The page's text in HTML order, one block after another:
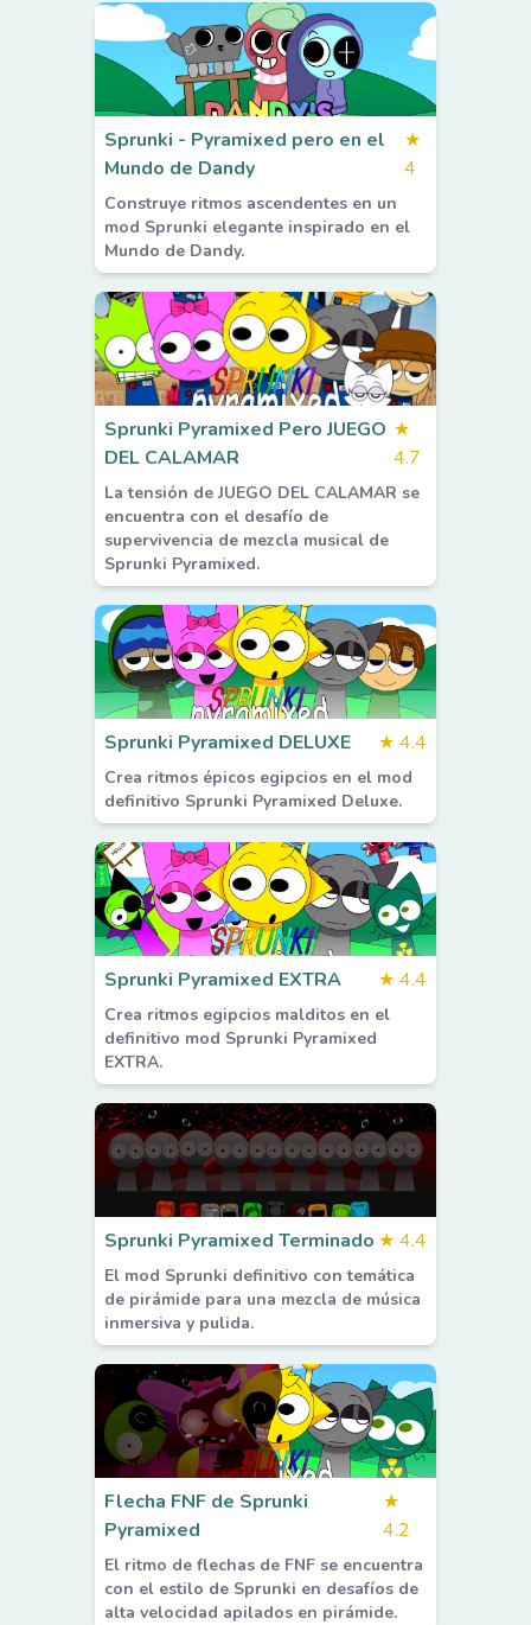
Sprunki - Pyramixed pero en el
Mundo de Dandy
★
4
Construye ritmos ascendentes en un
mod Sprunki elegante inspirado en el
Mundo de Dandy.
Sprunki Pyramixed Pero JUEGO
DEL CALAMAR
★
4.7
La tensión de JUEGO DEL CALAMAR se
encuentra con el desafío de
supervivencia de mezcla musical de
Sprunki Pyramixed.
Sprunki Pyramixed DELUXE ★ 4.4
Crea ritmos épicos egipcios en el mod
definitivo Sprunki Pyramixed Deluxe.
Sprunki Pyramixed EXTRA ★ 4.4
Crea ritmos egipcios malditos en el
definitivo mod Sprunki Pyramixed
EXTRA.
Sprunki Pyramixed Terminado ★ 4.4
El mod Sprunki definitivo con temática
de pirámide para una mezcla de música
inmersiva y pulida.
Flecha FNF de Sprunki
Pyramixed
★
4.2
El ritmo de flechas de FNF se encuentra
con el estilo de Sprunki en desafíos de
alta velocidad apilados en pirámide.